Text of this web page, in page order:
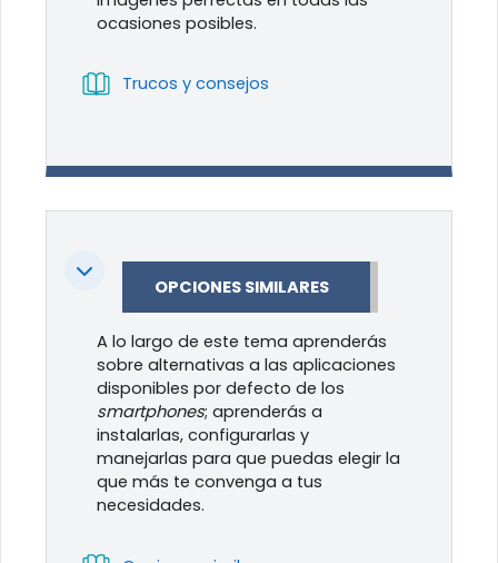
ocasiones posibles.
Trucos y consejos
Colapsar OPCIONES SIMILARES
A lo largo de este tema aprenderás
sobre alternativas a las aplicaciones
disponibles por defecto de los
smartphones; aprenderás a
instalarlas, configurarlas y
manejarlas para que puedas elegir la
que más te convenga a tus
necesidades.